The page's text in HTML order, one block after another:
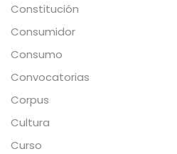
Constitución
Consumidor
Consumo
Convocatorias
Corpus
Cultura
Curso